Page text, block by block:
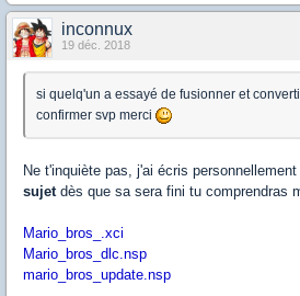
inconnux
19 déc. 2018
si quelq'un a essayé de fusionner et
confirmer svp merci
Ne t'inquiète pas, j'ai écris
sujet dès que sa sera fini tu comprendras
Mario_bros_.xci
Mario_bros_dlc.nsp
mario_bros_update.nsp